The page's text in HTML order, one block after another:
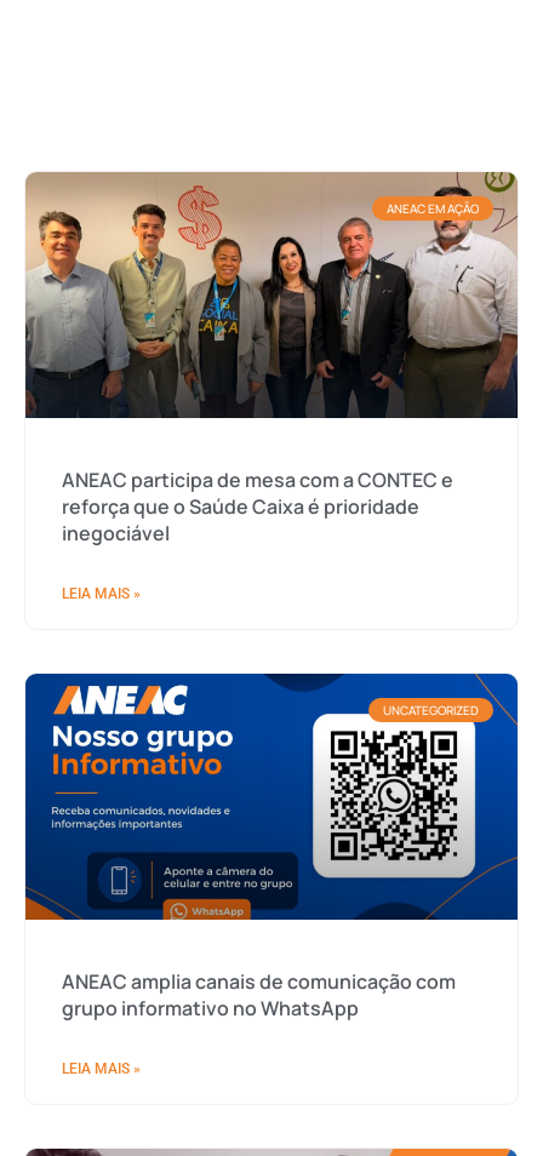
ANEAC EM AÇÃO
ANEAC participa de mesa com a CONTEC e
reforça que o Saúde Caixa é prioridade
inegociável
LEIA MAIS »
UNCATEGORIZED
ANEAC amplia canais de comunicação com
grupo informativo no WhatsApp
LEIA MAIS »